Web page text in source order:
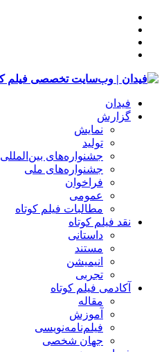
فیدان
گزارش
نمایش
تولید
‌‌جشنواره‌های بین‌المللی
جشنواره‌های ملی
فراخوان
عمومی
مطالبات فیلم کوتاه
نقد فیلم کوتاه
داستانی
مستند
انیمیشن
تجربی
آکادمی فیلم کوتاه
مقاله
آموزش
فیلم‌نامه‌نویسی
جهان شخصی